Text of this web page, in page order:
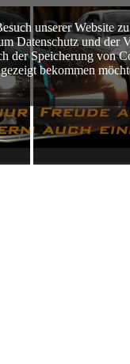
unserer Website
Datenschutz und
der Speicherung von
bekommen